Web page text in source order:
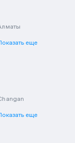
еще
еще